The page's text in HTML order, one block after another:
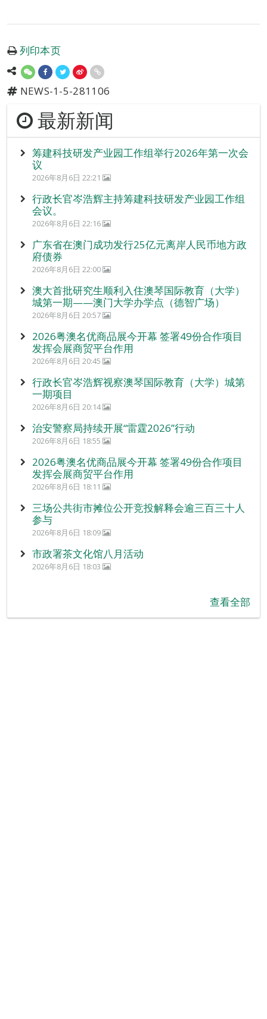
列印本页
NEWS-1-5-281106
最新新闻
筹建科技研发产业园工作组举行2026年第一次会
议
2026年8月6日 22:21
行政长官岑浩辉主持筹建科技研发产业园工作组
会议。
2026年8月6日 22:16
广东省在澳门成功发行25亿元离岸人民币地方政
府债券
2026年8月6日 22:00
澳大首批研究生顺利入住澳琴国际教育（大学）
城第一期——澳门大学办学点（德智广场）
2026年8月6日 20:57
2026粤澳名优商品展今开幕 签署49份合作项目
发挥会展商贸平台作用
2026年8月6日 20:45
行政长官岑浩辉视察澳琴国际教育（大学）城第
一期项目
2026年8月6日 20:14
治安警察局持续开展“雷霆2026”行动
2026年8月6日 18:55
2026粤澳名优商品展今开幕 签署49份合作项目
发挥会展商贸平台作用
2026年8月6日 18:11
三场公共街市摊位公开竞投解释会逾三百三十人
参与
2026年8月6日 18:09
市政署茶文化馆八月活动
2026年8月6日 18:03
查看全部